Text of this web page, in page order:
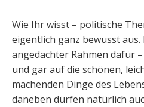
Wie Ihr wisst – politische
eigentlich ganz bewusst
angedachter Rahmen dafür
und gar auf die schönen,
machenden Dinge des
daneben dürfen natürlich